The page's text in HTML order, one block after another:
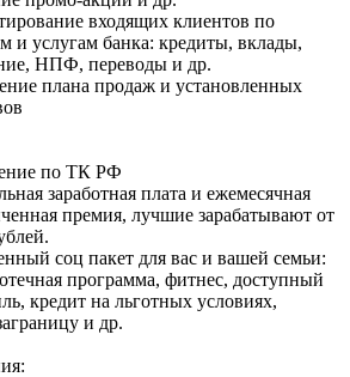
входящих клиентов по
и услугам банка: кредиты, вклады,
НПФ, переводы и др.
плана продаж и установленных
по ТК РФ
заработная плата и ежемесячная
премия, лучшие зарабатывают от
соц пакет для вас и вашей семьи:
программа, фитнес, доступный
кредит на льготных условиях,
и др.